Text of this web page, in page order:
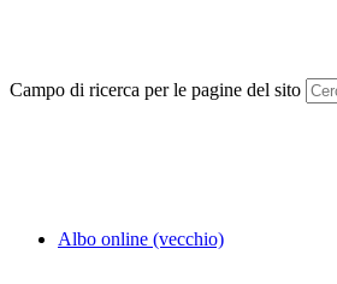
Campo di ricerca per le pagine del sito
Albo online (vecchio)